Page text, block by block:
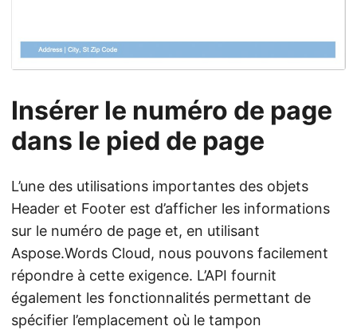
Insérer le numéro de page
dans le pied de page
L’une des utilisations importantes des objets
Header et Footer est d’afficher les informations
sur le numéro de page et, en utilisant
Aspose.Words Cloud, nous pouvons facilement
répondre à cette exigence. L’API fournit
également les fonctionnalités permettant de
spécifier l’emplacement où le tampon